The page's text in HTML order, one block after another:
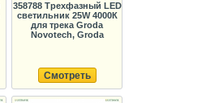
358788 Трехфазный LED
светильник 25W 4000К
для трека Groda
Novotech, Groda
Смотреть